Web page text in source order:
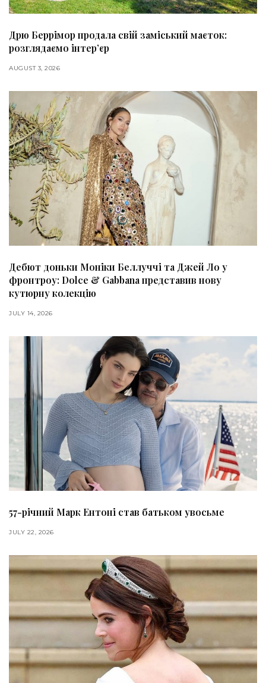
Дрю Беррімор продала свій заміський маєток:
розглядаємо інтер’єр
AUGUST 3, 2026
Дебют доньки Моніки Беллуччі та Джей Ло у
фронтроу: Dolce & Gabbana представив нову
кутюрну колекцію
JULY 14, 2026
57-річний Марк Ентоні став батьком увосьме
JULY 22, 2026